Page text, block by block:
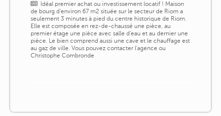
Idéal premier achat ou investissement locatif ! Maison
de bourg d'environ 67 m2 située sur le secteur de Riom a
seulement 3 minutes à pied du centre historique de Riom.
Elle est composée en rez-de-chaussé une pièce, au
premier étage une pièce avec salle d'eau et au dernier une
pièce. Le bien comprend aussi une cave et le chauffage est
au gaz de ville. Vous pouvez contacter l'agence ou
Christophe Combronde